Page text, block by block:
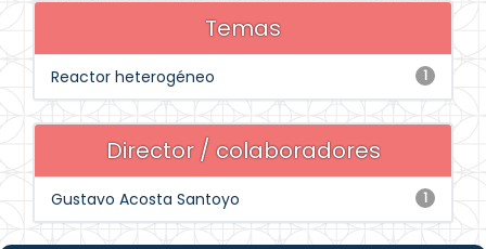
Temas
1
Reactor heterogéneo
Director / colaboradores
1
Gustavo Acosta Santoyo